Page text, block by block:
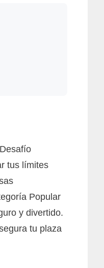
tus límites
Popular
y divertido.
tu plaza